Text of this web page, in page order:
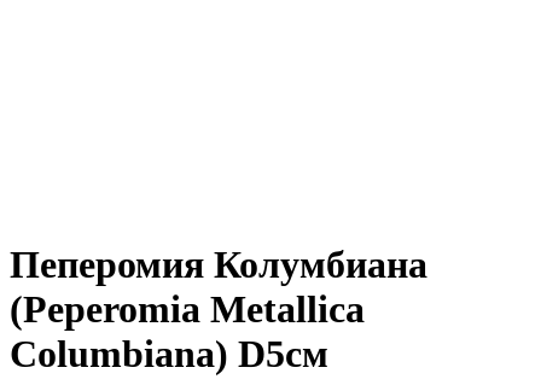
Пеперомия Колумбиана
(Peperomia Metallica
Columbiana) D5см